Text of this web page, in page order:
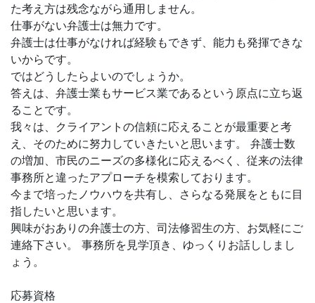
た考え方は残念ながら通用しません。
仕事がない弁護士は無力です。
弁護士は仕事がなければ経験もできず、能力も発揮できな
いからです。
ではどうしたらよいのでしょうか。
答えは、弁護士業もサービス業であるという原点に立ち返
ることです。
我々は、クライアントの信頼に応えることが最重要と考
え、そのために努力していきたいと思います。 弁護士数
の増加、市民のニーズの多様化に応えるべく、従来の法律
事務所と違ったアプローチを模索しております。
今まで培ったノウハウを共有し、さらなる発展をともに目
指したいと思います。
興味がおありの弁護士の方、司法修習生の方、お気軽にご
連絡下さい。 事務所を見学頂き、ゆっくりお話ししまし
ょう。
応募資格